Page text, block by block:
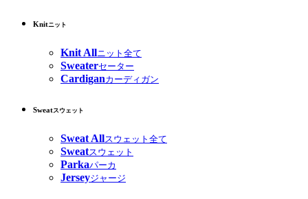
Knitニット
Knit Allニット全て
Sweaterセーター
Cardiganカーディガン
Sweatスウェット
Sweat Allスウェット全て
Sweatスウェット
Parkaパーカ
Jerseyジャージ